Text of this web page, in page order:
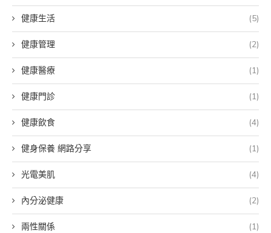
健康生活 (5)
健康管理 (2)
健康醫療 (1)
健康門診 (1)
健康飲食 (4)
健身保養 網路分享 (1)
光電美肌 (4)
內分泌健康 (2)
兩性關係 (1)